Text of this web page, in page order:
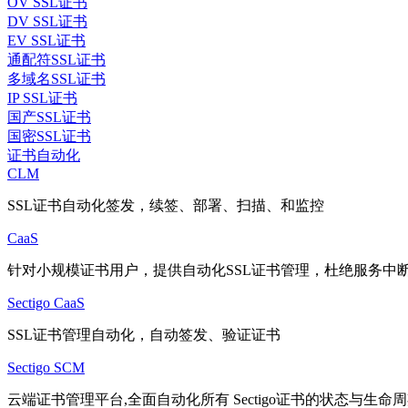
DV SSL证书
EV SSL证书
通配符SSL证书
多域名SSL证书
IP SSL证书
国产SSL证书
国密SSL证书
证书自动化
CLM
SSL证书自动化签发，续签、部署、扫描、和监控
CaaS
针对小规模证书用户，提供自动化SSL证书管理，杜绝服务中
Sectigo CaaS
SSL证书管理自动化，自动签发、验证证书
Sectigo SCM
云端证书管理平台,全面自动化所有 Sectigo证书的状态与生命周